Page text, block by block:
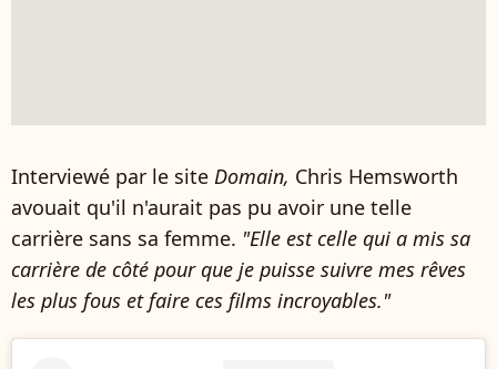
Interviewé par le site Domain, Chris Hemsworth
avouait qu'il n'aurait pas pu avoir une telle
carrière sans sa femme. "Elle est celle qui a mis sa
carrière de côté pour que je puisse suivre mes rêves
les plus fous et faire ces films incroyables."